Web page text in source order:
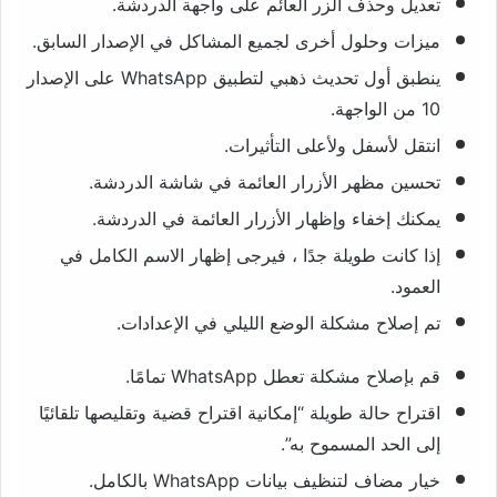
ميزات وحلول أخرى لجميع المشاكل في الإصدار السابق.
ينطبق أول تحديث ذهبي لتطبيق WhatsApp على الإصدار
10 من الواجهة.
انتقل لأسفل ولأعلى التأثيرات.
تحسين مظهر الأزرار العائمة في شاشة الدردشة.
يمكنك إخفاء وإظهار الأزرار العائمة في الدردشة.
إذا كانت طويلة جدًا ، فيرجى إظهار الاسم الكامل في
العمود.
تم إصلاح مشكلة الوضع الليلي في الإعدادات.
قم بإصلاح مشكلة تعطل WhatsApp تمامًا.
اقتراح حالة طويلة “إمكانية اقتراح قضية وتقليصها تلقائيًا
إلى الحد المسموح به”.
خيار مضاف لتنظيف بيانات WhatsApp بالكامل.